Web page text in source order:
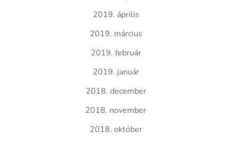
2019. április
2019. március
2019. február
2019. január
2018. december
2018. november
2018. október